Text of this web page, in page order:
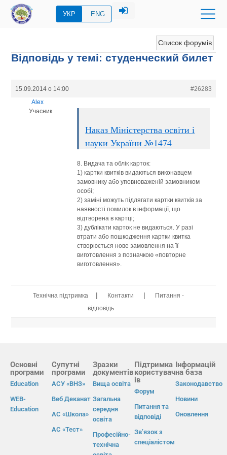
УКР ENG
Список форумів
Відповідь у темі: студенческий билет
15.09.2014 о 14:00
#26283
Alex
Учасник
Наказ Міністерства освіти і
науки України №1474
8. Видача та облік карток:
1) картки квитків видаються виконавцем
замовнику або уповноваженій замовником
особі;
2) заміні можуть підлягати картки квитків за
наявності помилок в інформації, що
відтворена в картці;
3) дублікати карток не видаються. У разі
втрати або пошкодження картки квитка
створюється нове замовлення на її
виготовлення з позначкою «повторне
виготовлення».
Технічна підтримка | Контакти |
Питання -
відповідь
Основні
програми
Education
WEB-
Education
Супутні
програми
АСУ «ВНЗ»
Веб Деканат
АС «Школа»
АС «Тест»
Зразки
документів
Вища освіта
Загальна
середня
освіта
Професійно-
технічна
Підтримка
користувач
ів
Форум
Питання та
відповіді
Зв’язок з
спеціалістом
Інформацій
на база
Законодавство
Новини
Оновлення